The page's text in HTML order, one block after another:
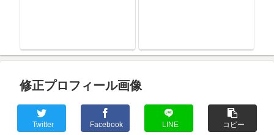
修正プロフィール画像
Twitter Facebook LINE コピー